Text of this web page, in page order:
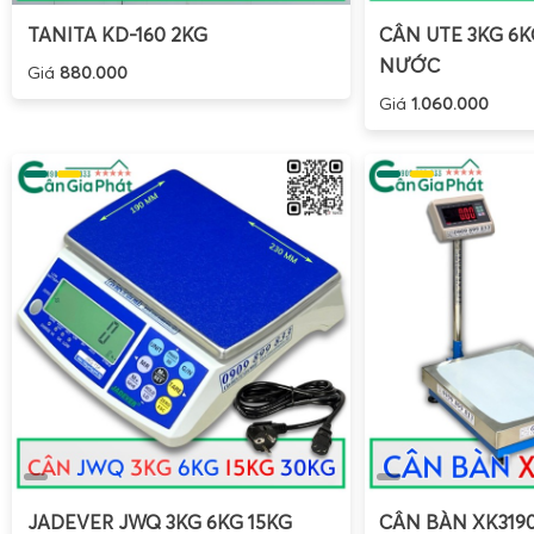
TANITA KD-160 2KG
Giá 880.000
CÂN UTE 3KG
NƯỚC
Giá1.060.000
JADEVER JWQ 3KG 6KG 15KG
CÂN BÀN